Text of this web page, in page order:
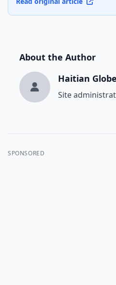
About the Author
Haitian Globe
Site
SPONSORED